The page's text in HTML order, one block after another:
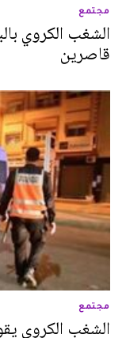
مجتمع
قاصرين
مجتمع